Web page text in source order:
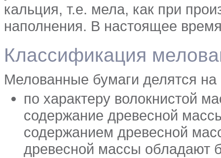
кальция, т.е. мела, как при
наполнения. В настоящее
Классификация
Мелованные бумаги делятся
по характеру волокнистой
содержание древесной
содержанием древесной
древесной массы обладают